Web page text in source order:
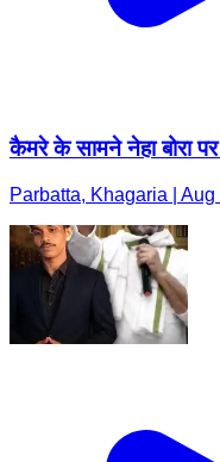
कैमरे के सामने नेहा बोरा
Parbatta, Khagaria |